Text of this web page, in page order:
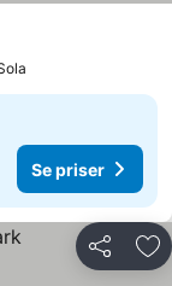
Se priser
Del